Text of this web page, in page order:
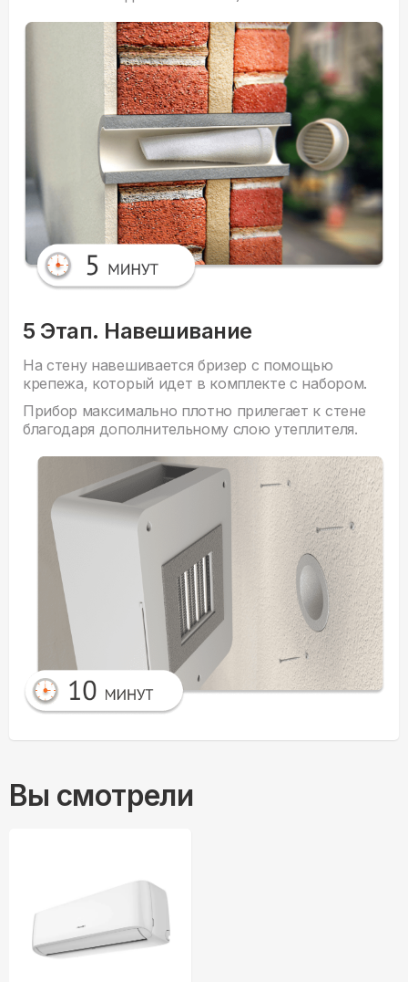
5 Этап. Навешивание
На стену навешивается бризер с помощью
крепежа, который идет в комплекте с набором.
Прибор максимально плотно прилегает к стене
благодаря дополнительному слою утеплителя.
Вы смотрели